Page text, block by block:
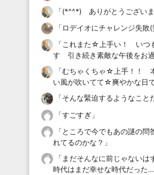
「(*^^*) ありがとうござい
「 ロデイオにチャレンジ失敗
「これまた☆上手い！ いつ
す 引き続き素敵な午後をお
「むちゃくちゃ☆上手！！
い風が吹いてて☆爽やかな日
「そんな緊迫するようなこと
「すごすぎ 」
「 ところで今でもあの謎の問
れてるのかな？ 」
「 まだそんなに前じゃないは
時代はまだ幸せな時代だった